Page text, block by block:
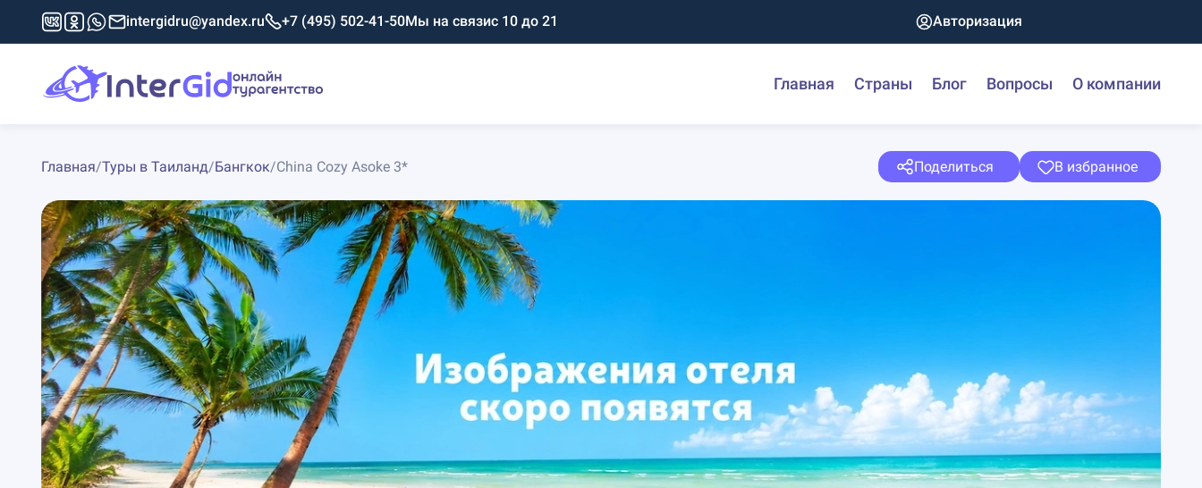
intergidru@yandex.ru +7 (495) 502-41-50Мы на связис 10 до 21 Авторизация
Главная Страны Блог Вопросы О компании
Главная/Туры в Таиланд/Бангкок/China Cozy Asoke 3* Поделиться В избранное